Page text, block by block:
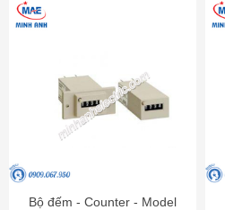
Bộ đếm - Counter - Model